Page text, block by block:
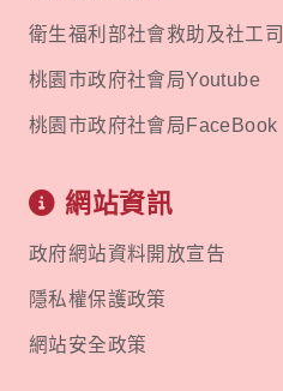
衛生福利部社會救助及社工司
桃園市政府社會局Youtube
桃園市政府社會局FaceBook
網站資訊
政府網站資料開放宣告
隱私權保護政策
網站安全政策